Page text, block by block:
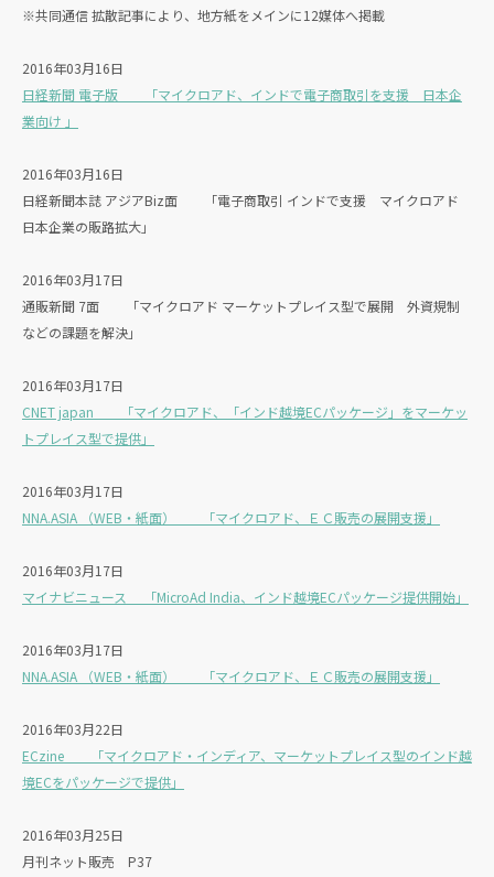
※共同通信 拡散記事により、地方紙をメインに12媒体へ掲載
2016年03月16日
日経新聞 電子版 「マイクロアド、インドで電子商取引を支援 日本企
業向け 」
2016年03月16日
日経新聞本誌 アジアBiz面 「電子商取引 インドで支援 マイクロアド
日本企業の販路拡大」
2016年03月17日
通販新聞 7面 「マイクロアド マーケットプレイス型で展開 外資規制
などの課題を解決」
2016年03月17日
CNET japan 「マイクロアド、「インド越境ECパッケージ」をマーケッ
トプレイス型で提供」
2016年03月17日
NNA.ASIA （WEB・紙面） 「マイクロアド、ＥＣ販売の展開支援」
2016年03月17日
マイナビニュース 「MicroAd India、インド越境ECパッケージ提供開始」
2016年03月17日
NNA.ASIA （WEB・紙面） 「マイクロアド、ＥＣ販売の展開支援」
2016年03月22日
ECzine 「マイクロアド・インディア、マーケットプレイス型のインド越
境ECをパッケージで提供」
2016年03月25日
月刊ネット販売 P37